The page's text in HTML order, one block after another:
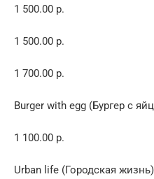
1 500.00 р.
1 500.00 р.
1 700.00 р.
Burger with egg (Бургер с
1 100.00 р.
Urban life (Городская жизнь)